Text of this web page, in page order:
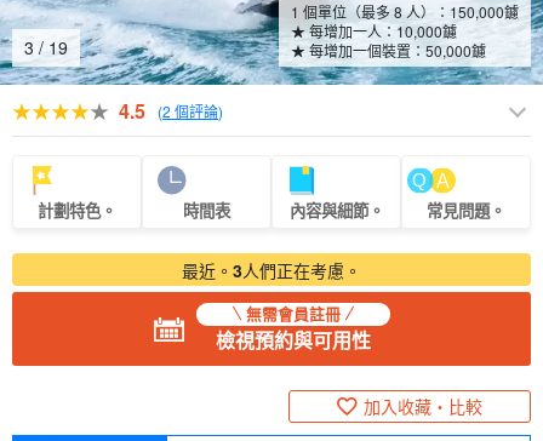
4 / 19
1 個單位（最多 8 人）： 150,000鑢
★ 每增加一人： 10,000鑢
★ 每增加一個裝置： 50,000鑢
4.5 (2 個評論)
計劃特色。 時間表 內容與細節。 常見問題。
最近。 3人們正在考慮。
無需會員註冊
檢視預約與可用性
加入收藏・比較